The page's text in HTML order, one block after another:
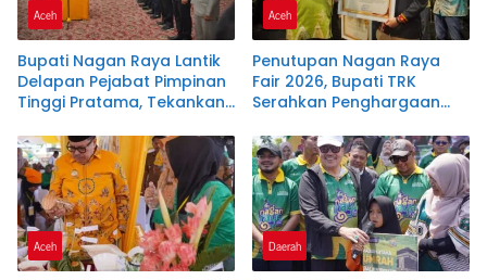
Aceh
Bupati Nagan Raya Lantik
Delapan Pejabat Pimpinan
Tinggi Pratama, Tekankan
Aceh
Penutupan Nagan Raya
Fair 2026, Bupati TRK
Serahkan Penghargaan
Aceh Daerah